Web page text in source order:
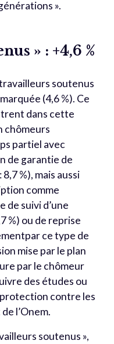
».
» : +4,6 %
soutenus
(4,6 %). Ce
dans cette
chômeurs
partiel avec
de garantie de
%), mais aussi
comme
de suivi d’une
%) ou de reprise
ce type de
mise par le plan
par le chômeur
des études ou
contre les
l’Onem.
soutenus »,